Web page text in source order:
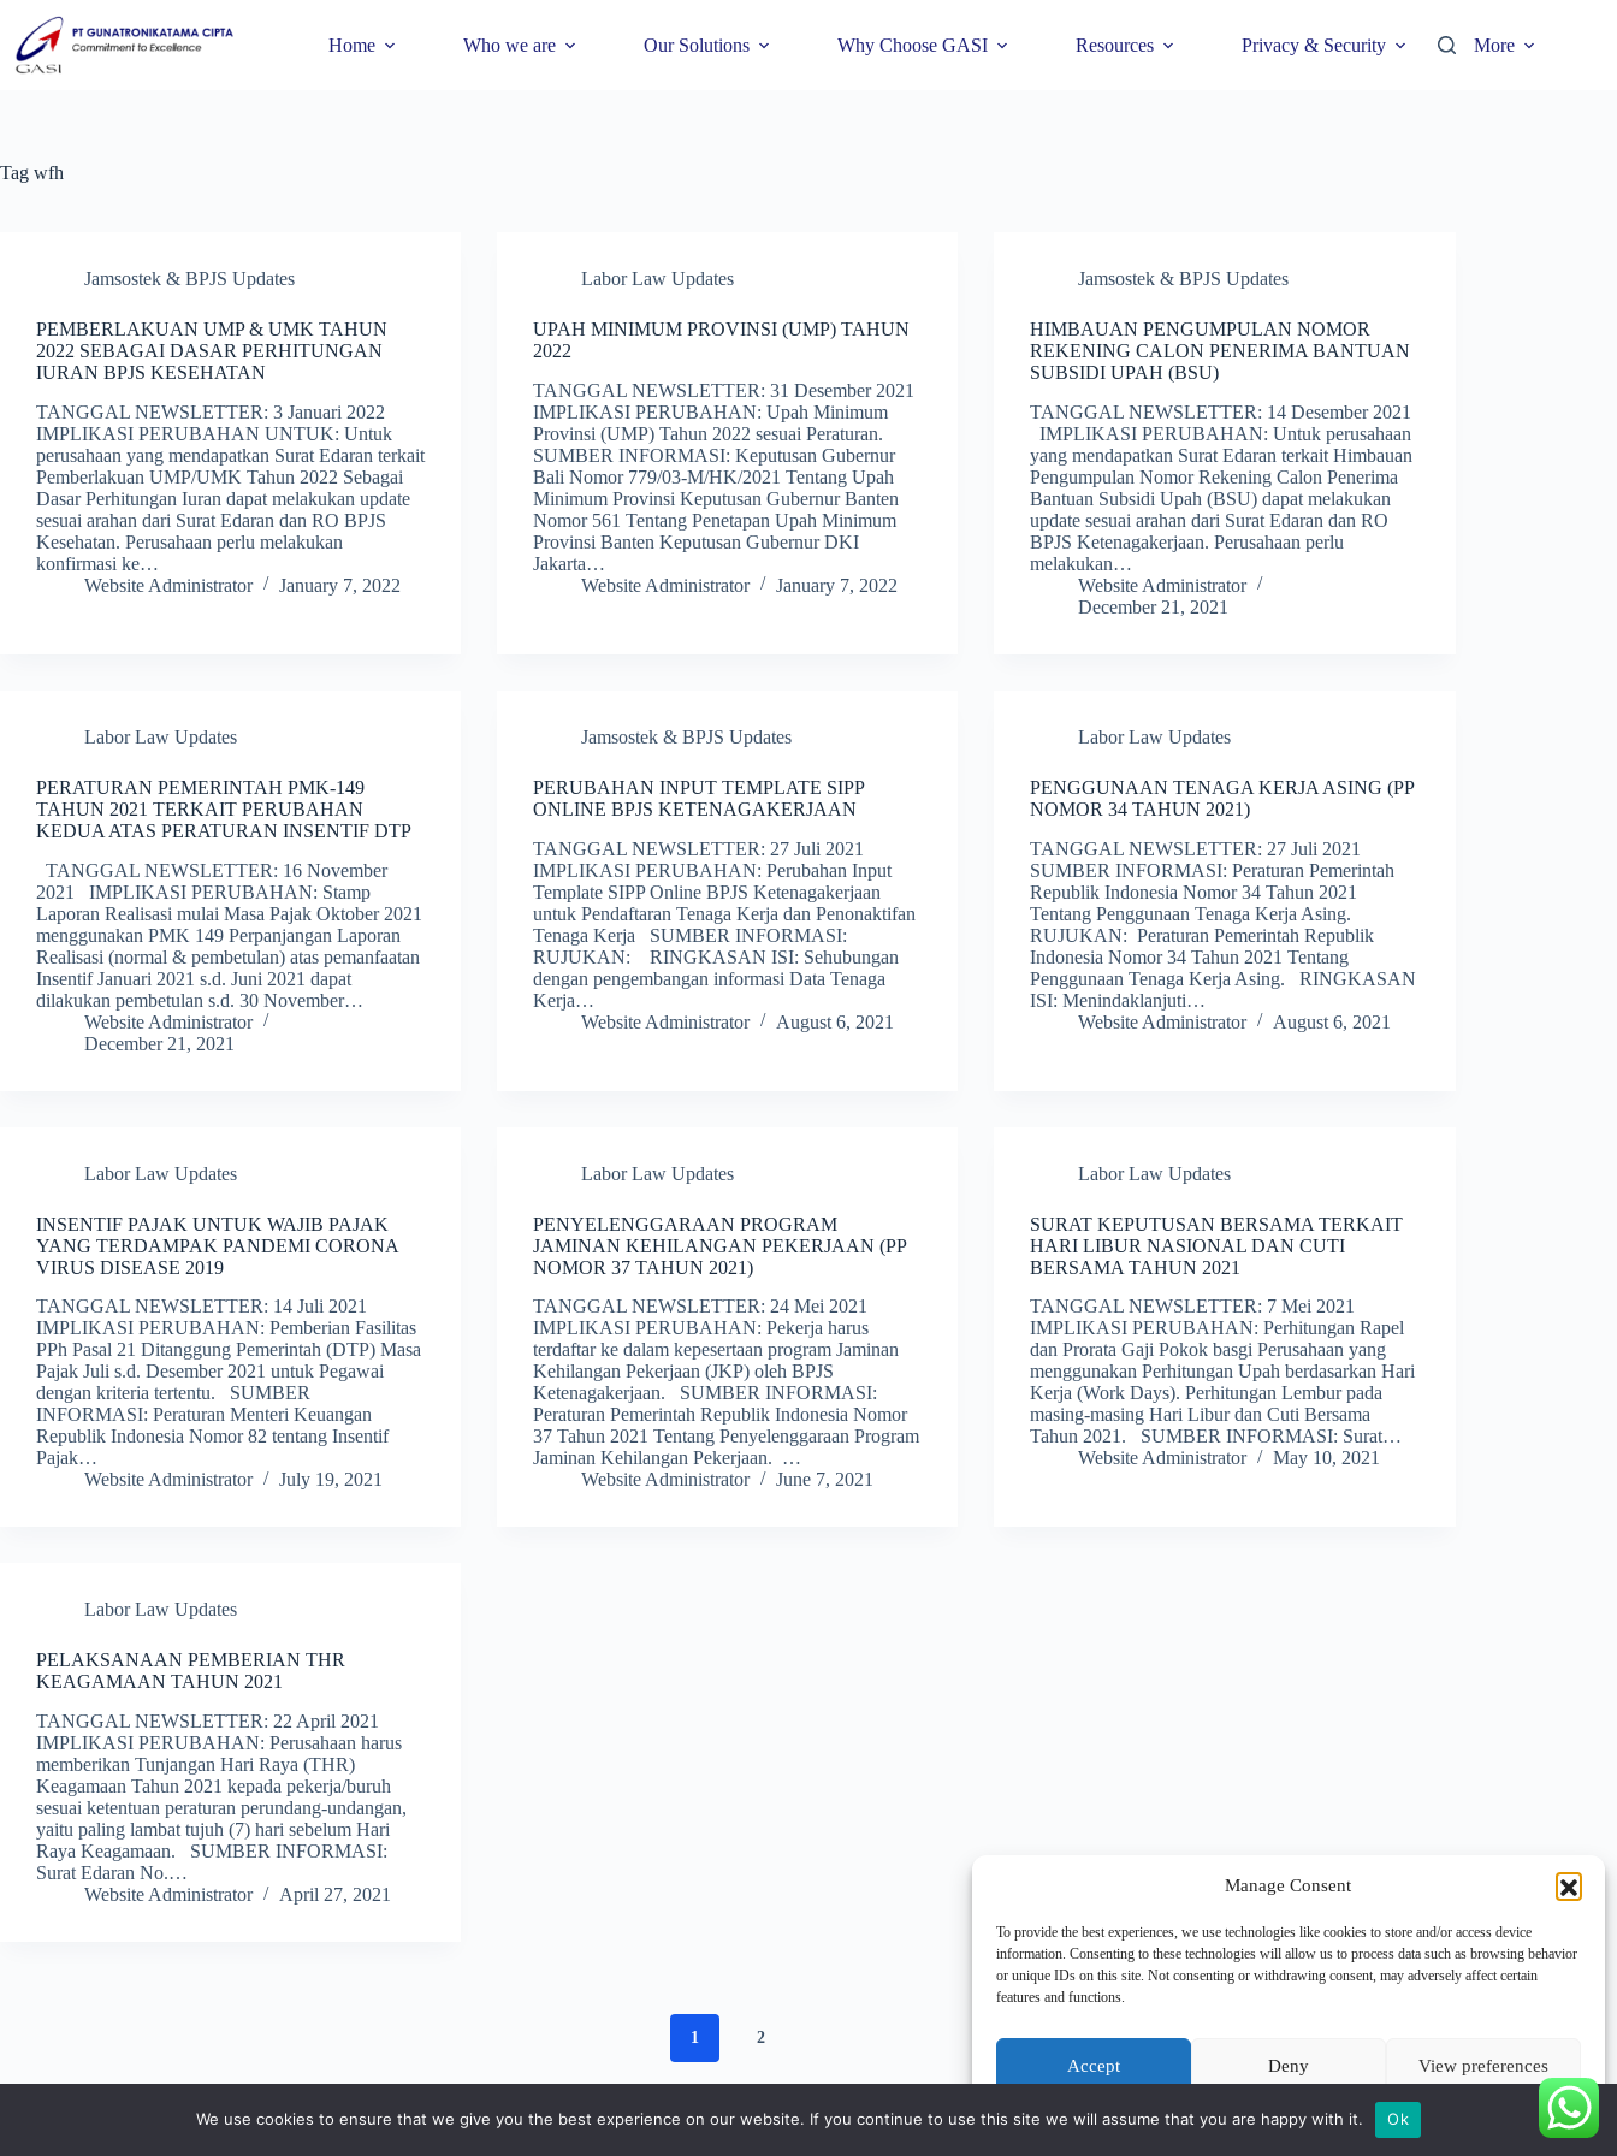
Manage Consent
To provide the best experiences, we use technologies like cookies to store and/or access device
information. Consenting to these technologies will allow us to process data such as browsing behavior
or unique IDs on this site. Not consenting or withdrawing consent, may adversely affect certain
features and functions.
Accept Deny View preferences
Cookie PolicyPrivacy Statement
Home Who we are Our Solutions Why Choose GASI Resources Privacy & Security More
Tag wfh
Jamsostek & BPJS Updates
PEMBERLAKUAN UMP & UMK TAHUN
2022 SEBAGAI DASAR PERHITUNGAN
IURAN BPJS KESEHATAN
TANGGAL NEWSLETTER: 3 Januari 2022
IMPLIKASI PERUBAHAN UNTUK: Untuk
perusahaan yang mendapatkan Surat Edaran terkait
Pemberlakuan UMP/UMK Tahun 2022 Sebagai
Dasar Perhitungan Iuran dapat melakukan update
sesuai arahan dari Surat Edaran dan RO BPJS
Kesehatan. Perusahaan perlu melakukan
konfirmasi ke…
Website Administrator
January 7, 2022
Labor Law Updates
UPAH MINIMUM PROVINSI (UMP) TAHUN
2022
TANGGAL NEWSLETTER: 31 Desember 2021
IMPLIKASI PERUBAHAN: Upah Minimum
Provinsi (UMP) Tahun 2022 sesuai Peraturan.
SUMBER INFORMASI: Keputusan Gubernur
Bali Nomor 779/03-M/HK/2021 Tentang Upah
Minimum Provinsi Keputusan Gubernur Banten
Nomor 561 Tentang Penetapan Upah Minimum
Provinsi Banten Keputusan Gubernur DKI
Jakarta…
Website Administrator
January 7, 2022
Jamsostek & BPJS Updates
HIMBAUAN PENGUMPULAN NOMOR
REKENING CALON PENERIMA BANTUAN
SUBSIDI UPAH (BSU)
TANGGAL NEWSLETTER: 14 Desember 2021
IMPLIKASI PERUBAHAN: Untuk perusahaan
yang mendapatkan Surat Edaran terkait Himbauan
Pengumpulan Nomor Rekening Calon Penerima
Bantuan Subsidi Upah (BSU) dapat melakukan
update sesuai arahan dari Surat Edaran dan RO
BPJS Ketenagakerjaan. Perusahaan perlu
melakukan…
Website Administrator
December 21, 2021
Labor Law Updates
PERATURAN PEMERINTAH PMK-149
TAHUN 2021 TERKAIT PERUBAHAN
KEDUA ATAS PERATURAN INSENTIF DTP
TANGGAL NEWSLETTER: 16 November
2021 IMPLIKASI PERUBAHAN: Stamp
Laporan Realisasi mulai Masa Pajak Oktober 2021
menggunakan PMK 149 Perpanjangan Laporan
Realisasi (normal & pembetulan) atas pemanfaatan
Insentif Januari 2021 s.d. Juni 2021 dapat
dilakukan pembetulan s.d. 30 November…
Website Administrator
December 21, 2021
Jamsostek & BPJS Updates
PERUBAHAN INPUT TEMPLATE SIPP
ONLINE BPJS KETENAGAKERJAAN
TANGGAL NEWSLETTER: 27 Juli 2021
IMPLIKASI PERUBAHAN: Perubahan Input
Template SIPP Online BPJS Ketenagakerjaan
untuk Pendaftaran Tenaga Kerja dan Penonaktifan
Tenaga Kerja SUMBER INFORMASI:
RUJUKAN: RINGKASAN ISI: Sehubungan
dengan pengembangan informasi Data Tenaga
Kerja…
Website Administrator
August 6, 2021
Labor Law Updates
PENGGUNAAN TENAGA KERJA ASING (PP
NOMOR 34 TAHUN 2021)
TANGGAL NEWSLETTER: 27 Juli 2021
SUMBER INFORMASI: Peraturan Pemerintah
Republik Indonesia Nomor 34 Tahun 2021
Tentang Penggunaan Tenaga Kerja Asing.
RUJUKAN: Peraturan Pemerintah Republik
Indonesia Nomor 34 Tahun 2021 Tentang
Penggunaan Tenaga Kerja Asing. RINGKASAN
ISI: Menindaklanjuti…
Website Administrator
August 6, 2021
Labor Law Updates
INSENTIF PAJAK UNTUK WAJIB PAJAK
YANG TERDAMPAK PANDEMI CORONA
VIRUS DISEASE 2019
TANGGAL NEWSLETTER: 14 Juli 2021
IMPLIKASI PERUBAHAN: Pemberian Fasilitas
PPh Pasal 21 Ditanggung Pemerintah (DTP) Masa
Pajak Juli s.d. Desember 2021 untuk Pegawai
dengan kriteria tertentu. SUMBER
INFORMASI: Peraturan Menteri Keuangan
Republik Indonesia Nomor 82 tentang Insentif
Pajak…
Website Administrator
July 19, 2021
Labor Law Updates
PENYELENGGARAAN PROGRAM
JAMINAN KEHILANGAN PEKERJAAN (PP
NOMOR 37 TAHUN 2021)
TANGGAL NEWSLETTER: 24 Mei 2021
IMPLIKASI PERUBAHAN: Pekerja harus
terdaftar ke dalam kepesertaan program Jaminan
Kehilangan Pekerjaan (JKP) oleh BPJS
Ketenagakerjaan. SUMBER INFORMASI:
Peraturan Pemerintah Republik Indonesia Nomor
37 Tahun 2021 Tentang Penyelenggaraan Program
Jaminan Kehilangan Pekerjaan. …
Website Administrator
June 7, 2021
Labor Law Updates
SURAT KEPUTUSAN BERSAMA TERKAIT
HARI LIBUR NASIONAL DAN CUTI
BERSAMA TAHUN 2021
TANGGAL NEWSLETTER: 7 Mei 2021
IMPLIKASI PERUBAHAN: Perhitungan Rapel
dan Prorata Gaji Pokok basgi Perusahaan yang
menggunakan Perhitungan Upah berdasarkan Hari
Kerja (Work Days). Perhitungan Lembur pada
masing-masing Hari Libur dan Cuti Bersama
Tahun 2021. SUMBER INFORMASI: Surat…
Website Administrator
May 10, 2021
Labor Law Updates
PELAKSANAAN PEMBERIAN THR
KEAGAMAAN TAHUN 2021
TANGGAL NEWSLETTER: 22 April 2021
IMPLIKASI PERUBAHAN: Perusahaan harus
memberikan Tunjangan Hari Raya (THR)
Keagamaan Tahun 2021 kepada pekerja/buruh
sesuai ketentuan peraturan perundang-undangan,
yaitu paling lambat tujuh (7) hari sebelum Hari
Raya Keagamaan. SUMBER INFORMASI:
Surat Edaran No.…
Website Administrator
April 27, 2021
1 2
We use cookies to ensure that we give you the best experience on our website. If you continue to use this site we will assume that you are happy with it. Ok